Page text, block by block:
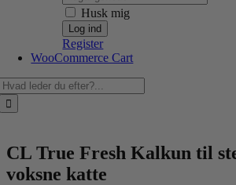
Husk mig
Register
WooCommerce Cart
CL True Fresh Kalkun til
voksne katte